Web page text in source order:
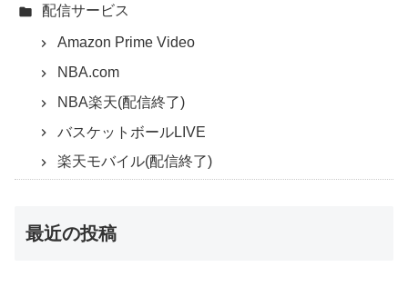
配信サービス
Amazon Prime Video
NBA.com
NBA楽天(配信終了)
バスケットボールLIVE
楽天モバイル(配信終了)
最近の投稿